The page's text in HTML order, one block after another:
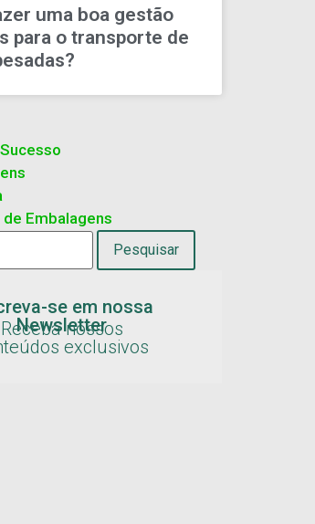
uma boa gestão
para o transporte de
Embalagens
se em nossa
Newsletter
Receba nossos
exclusivos